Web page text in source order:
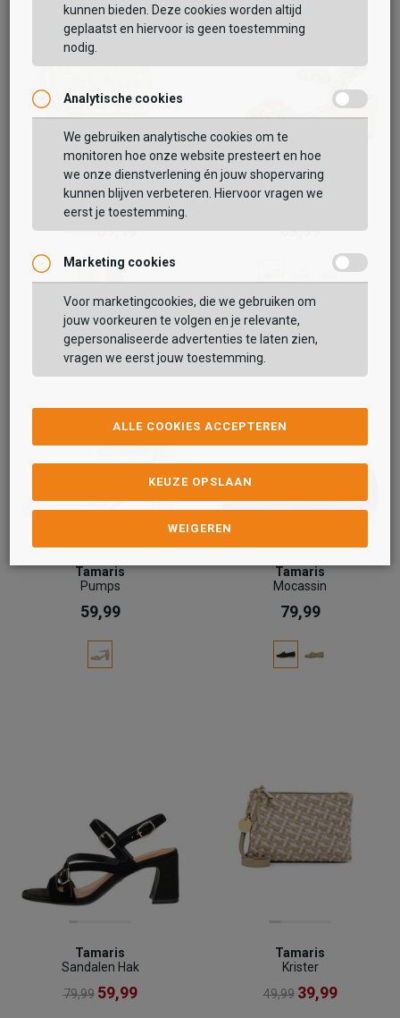
Tamaris
Krister
49,9939,99
Tamaris
Sandalen Touwzool
59,99
Tamaris
Pumps
59,99
Tamaris
Mocassin
79,99
Tamaris
Sandalen Hak
79,99 59,99
Tamaris
Krister
49,99 39,99
kunnen bieden. Deze cookies worden altijd
geplaatst en hiervoor is geen toestemming
nodig.
Analytische cookies
We gebruiken analytische cookies om te
monitoren hoe onze website presteert en hoe
we onze dienstverlening én jouw shopervaring
kunnen blijven verbeteren. Hiervoor vragen we
eerst je toestemming.
Marketing cookies
Voor marketingcookies, die we gebruiken om
jouw voorkeuren te volgen en je relevante,
gepersonaliseerde advertenties te laten zien,
vragen we eerst jouw toestemming.
ALLE COOKIES ACCEPTEREN
KEUZE OPSLAAN
WEIGEREN